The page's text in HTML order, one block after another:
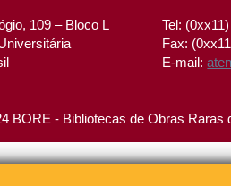
109 – Bloco L
Tel:
Fax:
E-mail:
BORE - Bibliotecas de Obras Raras